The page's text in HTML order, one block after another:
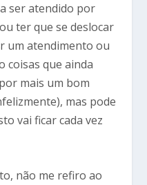
ser atendido por
ter que se deslocar
um atendimento ou
coisas que ainda
mais um bom
mas pode
vai ficar cada vez
não me refiro ao